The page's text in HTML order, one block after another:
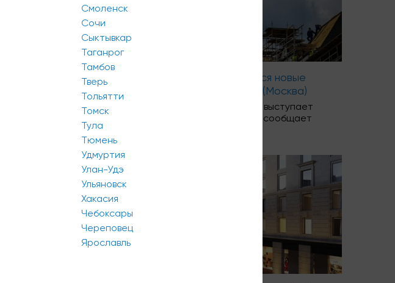
первая
в обеих
На Рублёвском шоссе появятся новые
апартаменты бизнес-класса (Москва)
Девелопером апарт-комплекса выступает
московская компания St Michael, сообщает
Смоленск
Сочи
Сыктывкар
Таганрог
Тамбов
Тверь
Тольятти
Томск
Тула
Тюмень
Удмуртия
Улан-Удэ
Ульяновск
Хакасия
Чебоксары
Череповец
Ярославль